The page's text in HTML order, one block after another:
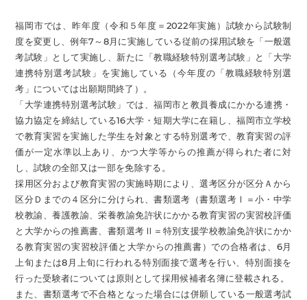
福岡市では、昨年度（令和５年度＝2022年実施）試験から試験制
度を変更し、例年7～8月に実施している従前の採用試験を「一般選
考試験」として実施し、新たに「教職経験特別選考試験」と「大学
連携特別選考試験」を実施している（今年度の「教職経験特別選
考」については出願期間終了）。
「大学連携特別選考試験」では、福岡市と教員養成にかかる連携・
協力協定を締結している16大学・短期大学に在籍し、福岡市立学校
で教育実習を実施した学生を対象とする特別選考で、教育実習の評
価が一定水準以上あり、かつ大学等からの推薦が得られた者に対
し、試験の全部又は一部を免除する。
採用区分および教育実習の実施時期により、選考区分が区分Ａから
区分Ｄまでの４区分に分けられ、書類選考（書類選考Ⅰ＝小・中学
校教諭、養護教諭、栄養教諭免許状にかかる教育実習の実習校評価
と大学からの推薦書、書類選考Ⅱ＝特別支援学校教諭免許状にかか
る教育実習の実習校評価と大学からの推薦書）での合格者は、6月
上旬または8月上旬に行われる特別面接で選考を行い、特別面接を
行った受験者については原則として採用候補者名簿に登載される。
また、書類選考で不合格となった場合には併願している一般選考試